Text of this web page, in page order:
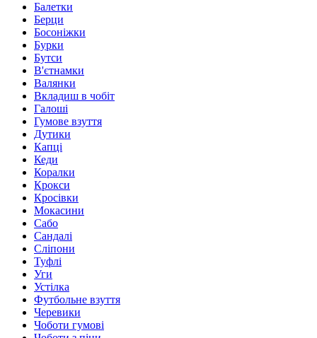
Балетки
Берци
Босоніжки
Бурки
Бутси
В'єтнамки
Валянки
Вкладиш в чобіт
Галоші
Гумове взуття
Дутики
Капці
Кеди
Коралки
Крокси
Кросівки
Мокасини
Сабо
Сандалі
Сліпони
Туфлі
Уги
Устілка
Футбольне взуття
Черевики
Чоботи гумові